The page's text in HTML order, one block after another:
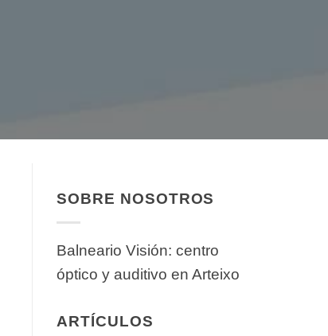
SOBRE NOSOTROS
Balneario Visión: centro
óptico y auditivo en Arteixo
ARTÍCULOS